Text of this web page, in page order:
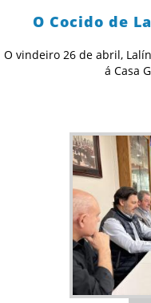
O Cocido de
O vindeiro 26 de abril,
á Casa